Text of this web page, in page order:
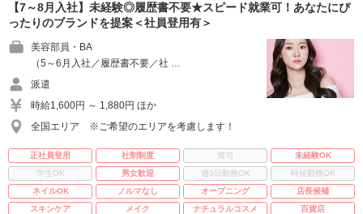
【7～8月入社】未経験◎履歴書不要★スピード就業可！あなたにぴ
ったりのブランドを提案＜社員登用有＞
美容部員・BA
（5～6月入社／履歴書不要／社 …
派遣
時給1,600円 ～ 1,880円 ほか
全国エリア ※ご希望のエリアを考慮します！
正社員登用 社割制度 賞与
未経験OK
学生OK
男女歓迎 週3日勤務OK
時短勤務OK
ネイルOK
ノルマなし オープニング
店長候補
スキンケア
メイク ナチュラルコスメ 百貨店